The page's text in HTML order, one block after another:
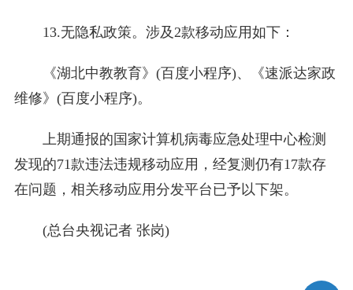
13.无隐私政策。涉及2款移动应用如下：
《湖北中教教育》(百度小程序)、《速派达家政
维修》(百度小程序)。
上期通报的国家计算机病毒应急处理中心检测
发现的71款违法违规移动应用，经复测仍有17款存
在问题，相关移动应用分发平台已予以下架。
(总台央视记者 张岗)